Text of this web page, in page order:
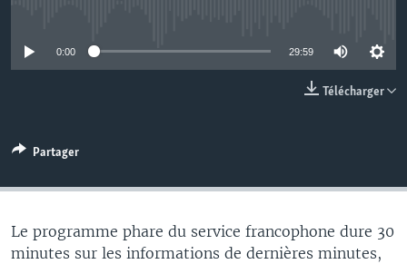
0:00 29:59
Télécharger
Partager
Le programme phare du service francophone dure 30
minutes sur les informations de dernières minutes,